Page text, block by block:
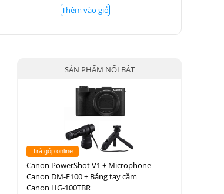
Thêm vào giỏ
SẢN PHẨM NỔI BẬT
Trả góp online
Canon PowerShot V1 + Microphone
Canon DM-E100 + Báng tay cầm
Canon HG-100TBR